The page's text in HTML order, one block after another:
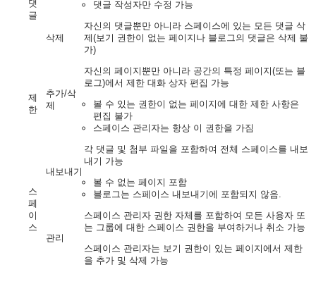
댓
글
댓글 작성자만 수정 가능
삭제
자신의 댓글뿐만 아니라 스페이스에 있는 모든 댓글 삭
제(보기 권한이 없는 페이지나 블로그의 댓글은 삭제 불
가)
제
한
추가/삭
제
자신의 페이지뿐만 아니라 공간의 특정 페이지(또는 블
로그)에서 제한 대화 상자 편집 가능
볼 수 있는 권한이 없는 페이지에 대한 제한 사항은
편집 불가
스페이스 관리자는 항상 이 권한을 가짐
스
페
이
스
내보내기
각 댓글 및 첨부 파일을 포함하여 전체 스페이스를 내보
내기 가능
볼 수 없는 페이지 포함
블로그는 스페이스 내보내기에 포함되지 않음.
관리
스페이스 관리자 권한 자체를 포함하여 모든 사용자 또
는 그룹에 대한 스페이스 권한을 부여하거나 취소 가능
스페이스 관리자는 보기 권한이 있는 페이지에서 제한
을 추가 및 삭제 가능